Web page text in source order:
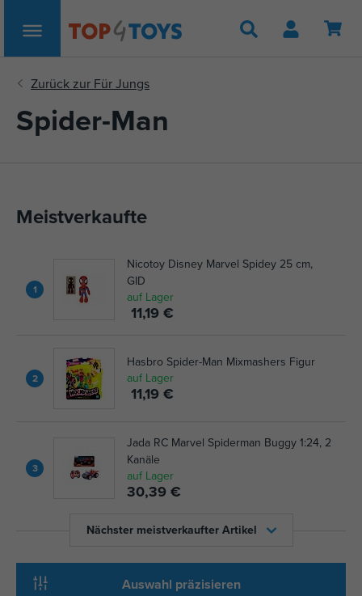
Suche
Spider-Man
Meistverkaufte
1
Nicotoy Disney Marvel Spidey 25 cm,
GID
auf Lager
11,19 €
2
Hasbro Spider-Man Mixmashers Figur
auf Lager
11,19 €
3
Jada RC Marvel Spiderman Buggy 1:24, 2
Kanäle
auf Lager
30,39 €
Nächster meistverkaufter Artikel
Auswahl präzisieren